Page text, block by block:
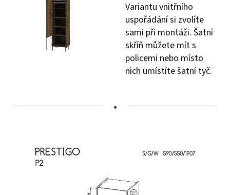
Variantu vnitřního
uspořádání si zvolíte
sami při montáži. Šatní
skříň můžete mít s
policemi nebo místo
nich umístíte šatní tyč.
•